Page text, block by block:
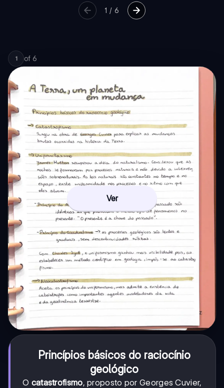
1 /6
1 of 6
Ver
Princípios básicos do raciocínio
geológico
O catastrofismo, proposto por Georges Cuvier,